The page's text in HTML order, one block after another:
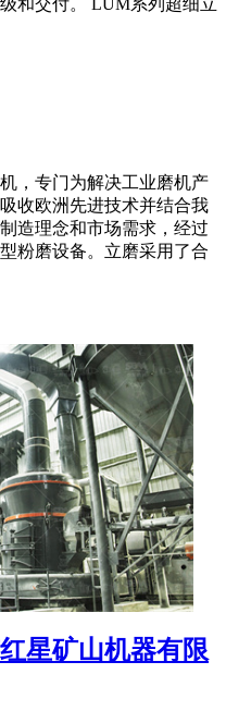
和交付。 LUM系列超细立
，专门为解决工业磨机产
收欧洲先进技术并结合我
造理念和市场需求，经过
粉磨设备。立磨采用了合
星矿山机器有限